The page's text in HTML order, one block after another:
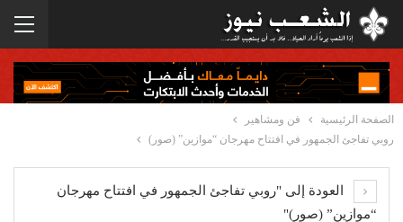
الصفحة الرئيسية
فن ومشاهير
روبي تفاجئ الجمهور في افتتاح مهرجان “موازين” (صور)
العودة إلى "روبي تفاجئ الجمهور في افتتاح مهرجان
“موازين” (صور)"